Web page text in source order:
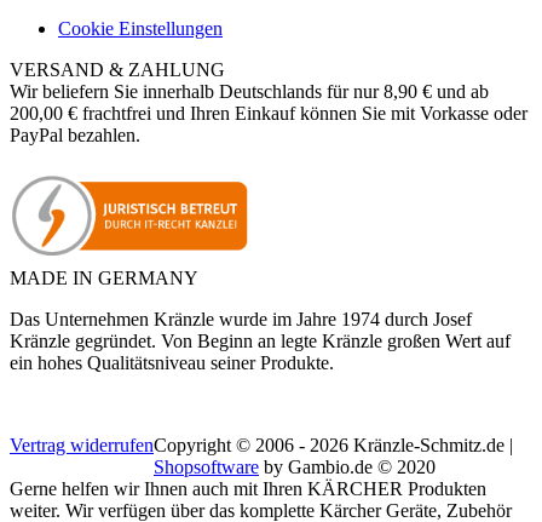
Cookie Einstellungen
VERSAND & ZAHLUNG
Wir beliefern Sie innerhalb Deutschlands für nur 8,90 € und ab
200,00 € frachtfrei und Ihren Einkauf können Sie mit Vorkasse oder
PayPal bezahlen.
MADE IN GERMANY
Das Unternehmen Kränzle wurde im Jahre 1974 durch Josef
Kränzle gegründet. Von Beginn an legte Kränzle großen Wert auf
ein hohes Qualitätsniveau seiner Produkte.
Vertrag widerrufenCopyright © 2006 - 2026 Kränzle-Schmitz.de |
Shopsoftware by Gambio.de © 2020
Gerne helfen wir Ihnen auch mit Ihren KÄRCHER Produkten
weiter. Wir verfügen über das komplette Kärcher Geräte, Zubehör